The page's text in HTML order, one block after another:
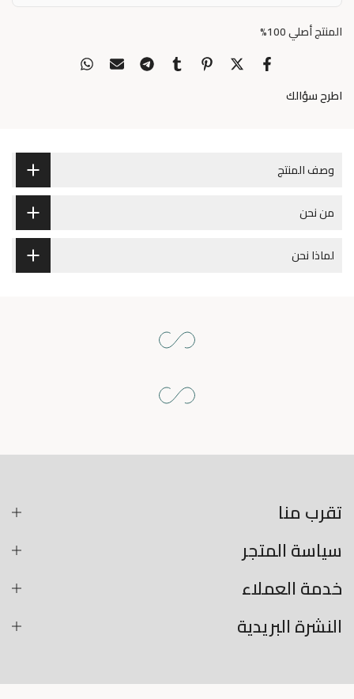
المنتج أصلي 100%
اطرح سؤالك
وصف المنتج
من نحن
لماذا نحن
تقرب منا
سياسة المتجر
خدمة العملاء
النشرة البريدية